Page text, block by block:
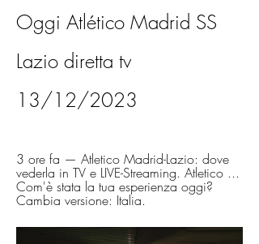
Oggi Atlético Madrid SS
Lazio diretta tv
13/12/2023
3 ore fa — Atletico Madrid-Lazio: dove
vederla in TV e LIVE-Streaming. Atletico ...
Com'è stata la tua esperienza oggi?
Cambia versione: Italia.